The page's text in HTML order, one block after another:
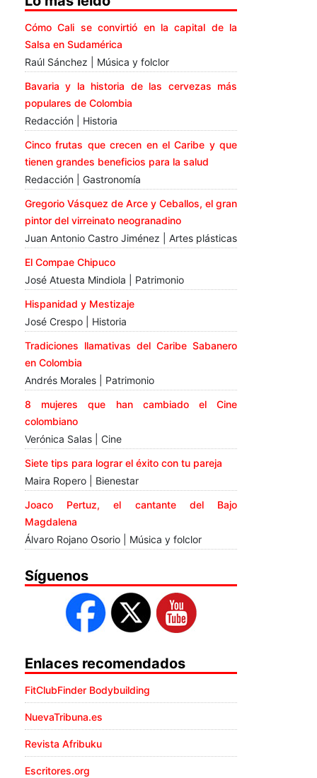
Cómo Cali se convirtió en la capital de la
Salsa en Sudamérica
Raúl Sánchez | Música y folclor
Bavaria y la historia de las cervezas más
populares de Colombia
Redacción | Historia
Cinco frutas que crecen en el Caribe y que
tienen grandes beneficios para la salud
Redacción | Gastronomía
Gregorio Vásquez de Arce y Ceballos, el gran
pintor del virreinato neogranadino
Juan Antonio Castro Jiménez | Artes plásticas
El Compae Chipuco
José Atuesta Mindiola | Patrimonio
Hispanidad y Mestizaje
José Crespo | Historia
Tradiciones llamativas del Caribe Sabanero
en Colombia
Andrés Morales | Patrimonio
8 mujeres que han cambiado el Cine
colombiano
Verónica Salas | Cine
Siete tips para lograr el éxito con tu pareja
Maira Ropero | Bienestar
Joaco Pertuz, el cantante del Bajo
Magdalena
Álvaro Rojano Osorio | Música y folclor
Síguenos
Enlaces recomendados
FitClubFinder Bodybuilding
NuevaTribuna.es
Revista Afribuku
Escritores.org